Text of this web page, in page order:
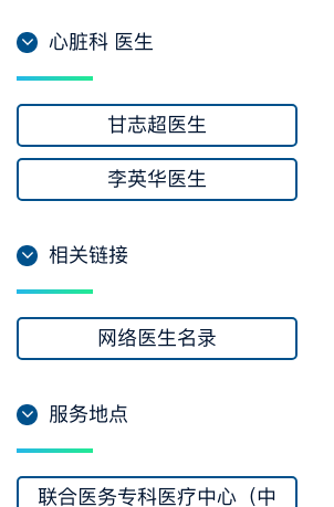
心脏科 医生
甘志超医生
李英华医生
相关链接
网络医生名录
服务地点
联合医务专科医疗中心（中